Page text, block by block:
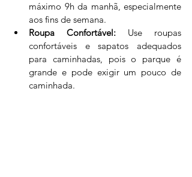
máximo 9h da manhã, especialmente
aos fins de semana.
Roupa Confortável: Use roupas
confortáveis e sapatos adequados
para caminhadas, pois o parque é
grande e pode exigir um pouco de
caminhada.